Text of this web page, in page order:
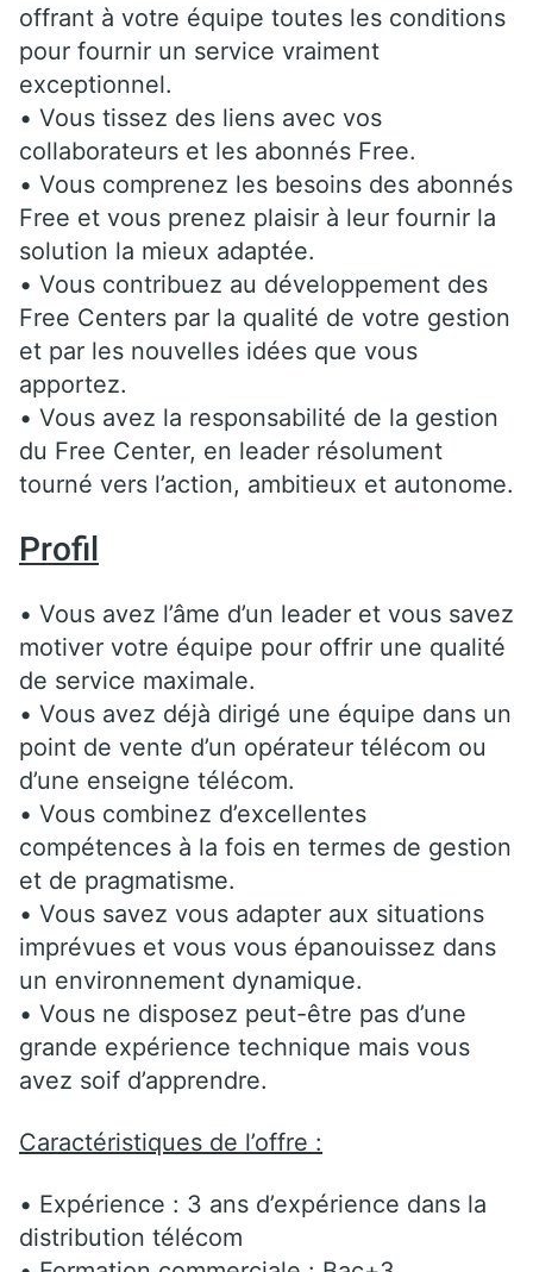
offrant à votre équipe toutes les conditions
pour fournir un service vraiment
exceptionnel.
• Vous tissez des liens avec vos
collaborateurs et les abonnés Free.
• Vous comprenez les besoins des abonnés
Free et vous prenez plaisir à leur fournir la
solution la mieux adaptée.
• Vous contribuez au développement des
Free Centers par la qualité de votre gestion
et par les nouvelles idées que vous
apportez.
• Vous avez la responsabilité de la gestion
du Free Center, en leader résolument
tourné vers l’action, ambitieux et autonome.
Profil
• Vous avez l’âme d’un leader et vous savez
motiver votre équipe pour offrir une qualité
de service maximale.
• Vous avez déjà dirigé une équipe dans un
point de vente d’un opérateur télécom ou
d’une enseigne télécom.
• Vous combinez d’excellentes
compétences à la fois en termes de gestion
et de pragmatisme.
• Vous savez vous adapter aux situations
imprévues et vous vous épanouissez dans
un environnement dynamique.
• Vous ne disposez peut-être pas d’une
grande expérience technique mais vous
avez soif d’apprendre.
Caractéristiques de l’offre :
• Expérience : 3 ans d’expérience dans la
distribution télécom